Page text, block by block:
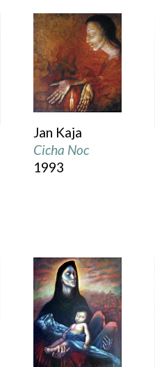
Jan Kaja
Cicha Noc
1993